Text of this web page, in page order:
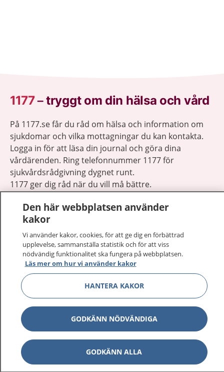
1177–tryggt om din hälsa och vård
På 1177.se får du råd om hälsa och information om
sjukdomar och vilka mottagningar du kan kontakta.
Logga in för att läsa din journal och göra dina
vårdärenden. Ring telefonnummer 1177 för
sjukvårdsrådgivning dygnet runt.
1177 ger dig råd när du vill må bättre.
1177 på flera språk
Om 1177 Visa
Kontakt Visa
Behandling av personuppgifter
Den här webbplatsen använder
kakor
Vi använder kakor, cookies, för att ge dig en förbättrad
upplevelse, sammanställa statistik och för att viss
nödvändig funktionalitet ska fungera på webbplatsen.
Läs mer om hur vi använder kakor
HANTERA KAKOR
GODKÄNN NÖDVÄNDIGA
GODKÄNN ALLA